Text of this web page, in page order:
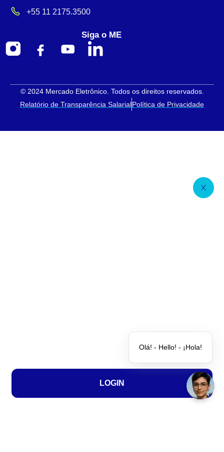
+55 11 2175.3500
Siga o ME
© 2024 Mercado Eletrônico. Todos os direitos reservados.
Relatório de Transparência SalarialPolítica de Privacidade
LOGIN
Olá! - Hello! - ¡Hola!